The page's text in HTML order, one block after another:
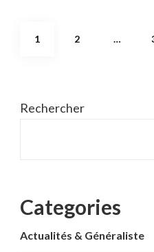
Pagination
PAGE
1 PAGE
2 …
Rechercher
Categories
Actualités & Généraliste